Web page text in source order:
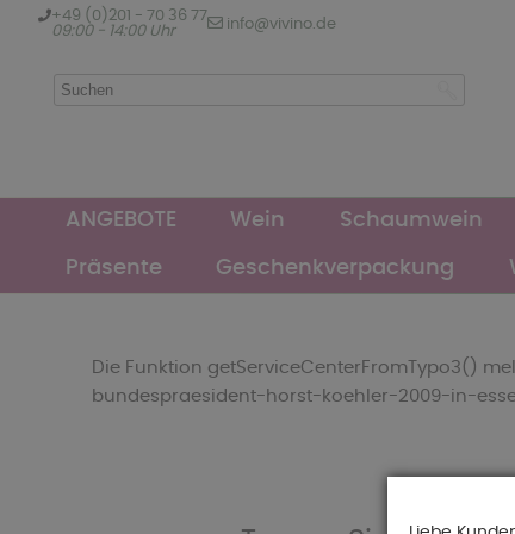
+49 (0)201 - 70 36 77
09:00 - 14:00 Uhr
info@vivino.de
ANGEBOTE Wein Schaumwein
Präsente Geschenkverpackung
Die Funktion getServiceCenterFromTypo3()
bundespraesident-horst-koehler-2009-in-